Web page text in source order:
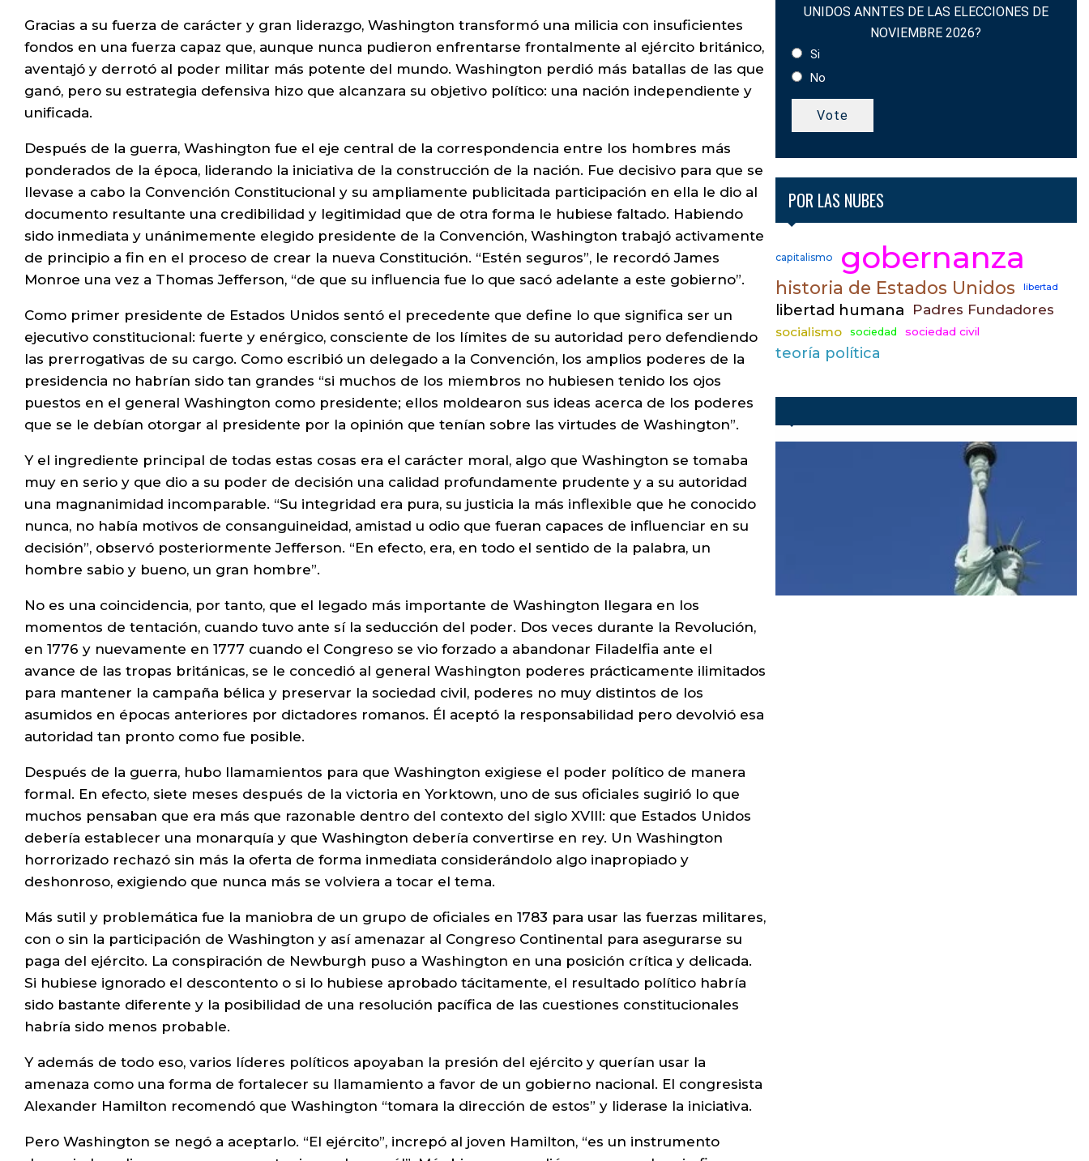
Gracias a su fuerza de carácter y gran liderazgo, Washington transformó una milicia con insuficientes
fondos en una fuerza capaz que, aunque nunca pudieron enfrentarse frontalmente al ejército británico,
aventajó y derrotó al poder militar más potente del mundo. Washington perdió más batallas de las que
ganó, pero su estrategia defensiva hizo que alcanzara su objetivo político: una nación independiente y
unificada.
Después de la guerra, Washington fue el eje central de la correspondencia entre los hombres más
ponderados de la época, liderando la iniciativa de la construcción de la nación. Fue decisivo para que se
llevase a cabo la Convención Constitucional y su ampliamente publicitada participación en ella le dio al
documento resultante una credibilidad y legitimidad que de otra forma le hubiese faltado. Habiendo
sido inmediata y unánimemente elegido presidente de la Convención, Washington trabajó activamente
de principio a fin en el proceso de crear la nueva Constitución. “Estén seguros”, le recordó James
Monroe una vez a Thomas Jefferson, “de que su influencia fue lo que sacó adelante a este gobierno”.
Como primer presidente de Estados Unidos sentó el precedente que define lo que significa ser un
ejecutivo constitucional: fuerte y enérgico, consciente de los límites de su autoridad pero defendiendo
las prerrogativas de su cargo. Como escribió un delegado a la Convención, los amplios poderes de la
presidencia no habrían sido tan grandes “si muchos de los miembros no hubiesen tenido los ojos
puestos en el general Washington como presidente; ellos moldearon sus ideas acerca de los poderes
que se le debían otorgar al presidente por la opinión que tenían sobre las virtudes de Washington”.
Y el ingrediente principal de todas estas cosas era el carácter moral, algo que Washington se tomaba
muy en serio y que dio a su poder de decisión una calidad profundamente prudente y a su autoridad
una magnanimidad incomparable. “Su integridad era pura, su justicia la más inflexible que he conocido
nunca, no había motivos de consanguineidad, amistad u odio que fueran capaces de influenciar en su
decisión”, observó posteriormente Jefferson. “En efecto, era, en todo el sentido de la palabra, un
hombre sabio y bueno, un gran hombre”.
No es una coincidencia, por tanto, que el legado más importante de Washington llegara en los
momentos de tentación, cuando tuvo ante sí la seducción del poder. Dos veces durante la Revolución,
en 1776 y nuevamente en 1777 cuando el Congreso se vio forzado a abandonar Filadelfia ante el
avance de las tropas británicas, se le concedió al general Washington poderes prácticamente ilimitados
para mantener la campaña bélica y preservar la sociedad civil, poderes no muy distintos de los
asumidos en épocas anteriores por dictadores romanos. Él aceptó la responsabilidad pero devolvió esa
autoridad tan pronto como fue posible.
Después de la guerra, hubo llamamientos para que Washington exigiese el poder político de manera
formal. En efecto, siete meses después de la victoria en Yorktown, uno de sus oficiales sugirió lo que
muchos pensaban que era más que razonable dentro del contexto del siglo XVIII: que Estados Unidos
debería establecer una monarquía y que Washington debería convertirse en rey. Un Washington
horrorizado rechazó sin más la oferta de forma inmediata considerándolo algo inapropiado y
deshonroso, exigiendo que nunca más se volviera a tocar el tema.
Más sutil y problemática fue la maniobra de un grupo de oficiales en 1783 para usar las fuerzas militares,
con o sin la participación de Washington y así amenazar al Congreso Continental para asegurarse su
paga del ejército. La conspiración de Newburgh puso a Washington en una posición crítica y delicada.
Si hubiese ignorado el descontento o si lo hubiese aprobado tácitamente, el resultado político habría
sido bastante diferente y la posibilidad de una resolución pacífica de las cuestiones constitucionales
habría sido menos probable.
Y además de todo eso, varios líderes políticos apoyaban la presión del ejército y querían usar la
amenaza como una forma de fortalecer su llamamiento a favor de un gobierno nacional. El congresista
Alexander Hamilton recomendó que Washington “tomara la dirección de estos” y liderase la iniciativa.
Pero Washington se negó a aceptarlo. “El ejército”, increpó al joven Hamilton, “es un instrumento
UNIDOS ANNTES DE LAS ELECCIONES DE
NOVIEMBRE 2026?
Si
No
Vote
POR LAS NUBES
capitalismo gobernanza
historia de Estados Unidos libertad
libertad humana Padres Fundadores
socialismo sociedad sociedad civil
teoría política